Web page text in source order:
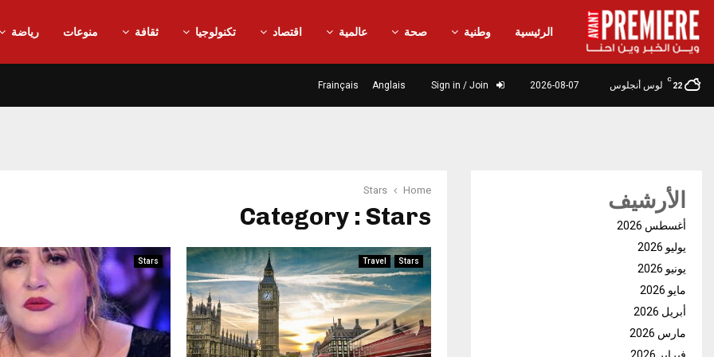
الرئيسية وطنية صحة عالمية اقتصاد تكنولوجيا ثقافة منوعات رياضة
22
C
لوس أنجلوس 2026-08-07
Anglais
Frainçais
Home
Stars
Category : Stars
Stars Stars
Travel
الأرشيف
أغسطس 2026
يوليو 2026
يونيو 2026
مايو 2026
أبريل 2026
مارس 2026